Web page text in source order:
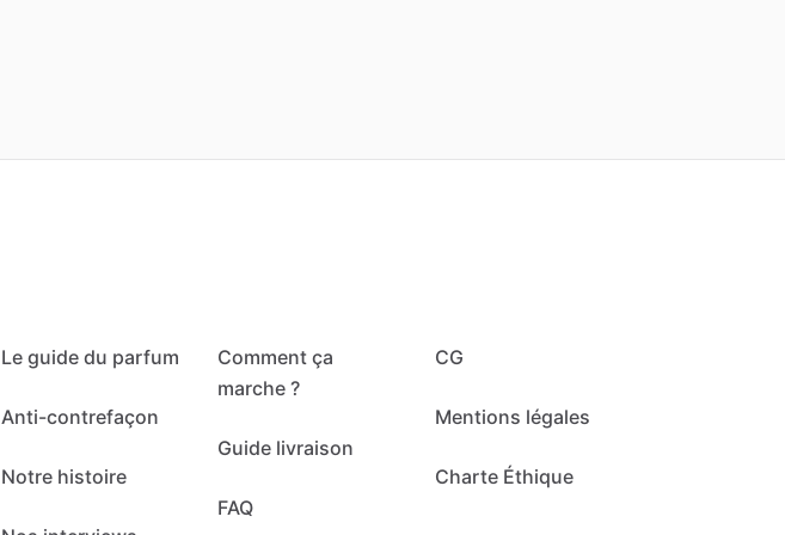
Le guide du parfum
Anti-contrefaçon
Notre histoire
Comment ça
marche ?
Guide livraison
FAQ
CG
Mentions légales
Charte Éthique